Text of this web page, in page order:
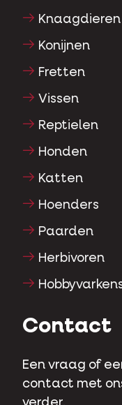
Knaagdieren
Konijnen
Fretten
Vissen
Reptielen
Honden
Katten
Hoenders
Paarden
Herbivoren
Contact
Een vraag of
contact met